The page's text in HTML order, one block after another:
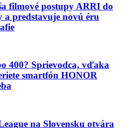
filmové postupy ARRI do
predstavuje novú éru
400? Sprievodca, vďaka
smartfón HONOR
na Slovensku otvára